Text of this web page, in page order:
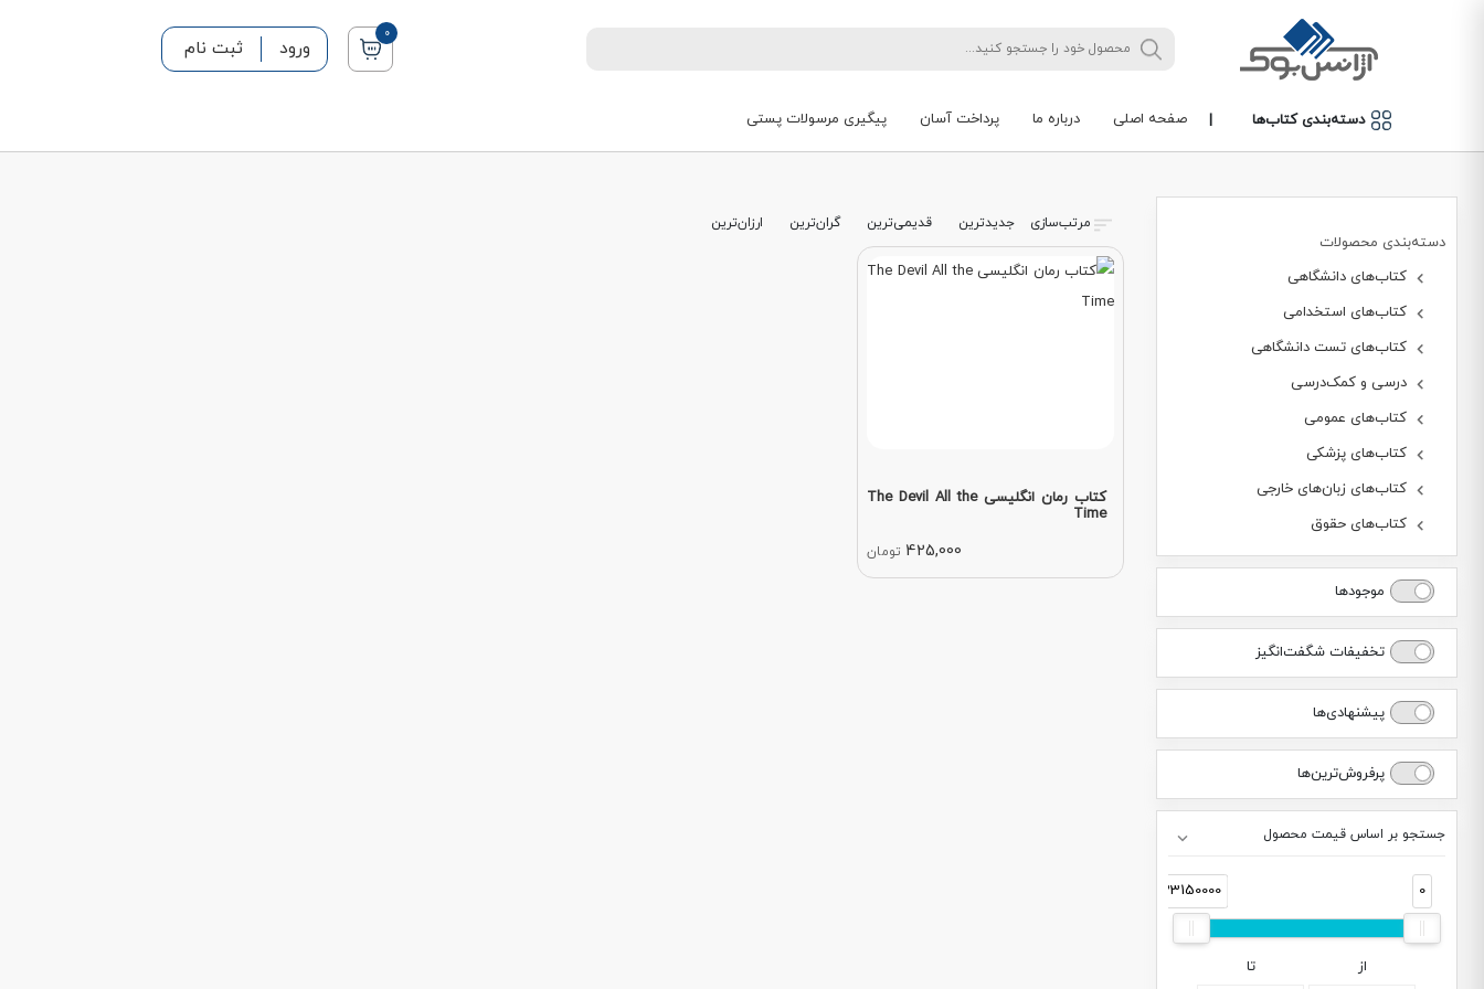
0
ورود ثبت نام
دسته‌بندی کتاب‌ها | صفحه اصلی درباره ما پرداخت آسان پیگیری مرسولات پستی
دسته‌بندی محصولات
کتاب‌های دانشگاهی
کتاب‌های استخدامی
کتاب‌های تست دانشگاهی
درسی و کمک‌درسی
کتاب‌های عمومی
کتاب‌های پزشکی
کتاب‌های زبان‌های خارجی
کتاب‌های حقوق
موجودها
تخفیفات شگفت‌انگیز
پیشنهادی‌ها
پرفروش‌ترین‌ها
جستجو بر اساس قیمت محصول
0
33150000
از تا
مرتب‌سازی جدیدترین قدیمی‌ترین گران‌ترین ارزان‌ترین
کتاب رمان انگلیسی The Devil All the
Time
425,000 تومان